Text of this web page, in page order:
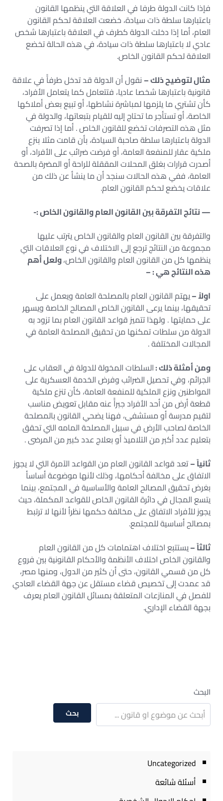
فإذا كانت الدولة طرفا في العلاقة التي ينظمها القانون
باعتبارها سلطة ذات سيادة، خضعت العلاقة لحكم القانون
العام، أما إذا دخلت الدولة كطرف في العلاقة باعتبارها شخص
عادي لا باعتبارها سلطة ذات سيادة، في هذه الحالة تخضع
العلاقة لحكم القانون الخاص.
مثال لتوضيح ذلك –نقول أن الدولة قد تدخل طرفاًً في علاقة
قانونية باعتبارها شخصا عاديا، فتتعامل كما يتعامل الأفراد،
كأن تشتري ما يلزمها لمباشرة نشاطها، أو تبيع بعض أملاكها
الخاصة، أو تستأجر ما تحتاج إليه للقيام بتبعاتها، والدولة في
مثل هذه التصرفات تخضع للقانون الخاص . أما إذا تصرفت
الدولة باعتبارها سلطة صاحبة السيادة، بأن قامت مثلا بنزع
ملكية عقار للمنفعة العامة، أو فرضت ضرائب على الأفراد، أو
أصدرت قرارات بغلق المحلات المققلة للراحة أو المضرة بالصحة
العامة، ففي هذه الحالات سنجد أن ما ينشأ عن ذلك من
علاقات يخضع لحكم القانون العام.
— نتائج التفرقة بين القانون العام والقانون الخاص :-
والتفرقة بين القانون العام والقانون الخاص يترتب عليها
مجموعة من النتائج ترجع إلى الاختلاف في نوع العلاقات التي
ينظمها كل من القانون العام والقانون الخاص،ولعل أهم
هذه النتائج هي : –
اولاً –يهتم القانون العام بالمصلحة العامة ويعمل على
تحقيقها، بينما يرعى القانون الخاص المصالح الخاصة ويسهر
على حمايتها . ولهذا تتميز قواعد القانون العام بما تزود به
الدولة من سلطات تمكنها من تحقيق المصلحة العامة في
المجالات المختلفة .
ومن أمثلة ذلك :السلطات المخولة للدولة في العقاب على
الجرائم، وفي تحصيل الضرائب وفرض الخدمة العسكرية على
المواطنين ونزع الملكية للمنفعة العامة، كأن تنزع ملكية
قطعة أرض من أحد الأفراد جبراًً عنه مقابل تعويض مناسب
لتقيم مدرسة أو مستشفى، فهنا يضحي القانون بالمصلحة
الخاصة لصاحب الأرض في سبيل المصلحة المامه التي تحقق
بتعليم عدد أكبر من التلاميذ أو بعلاج عدد كبير من المرضى .
ثانياً –تعد قواعد القانون العام من القواعد الآمرة التي لا يجوز
الاتفاق على مخالفة أحكامها، وذلك لأنها موضوعة أساسأ
بغرض تحقيق المصالح العامة والأساسية في المجتمع، بينما
يتسع المجال في دائرة القانون الخاص للقواعد المكملة، حيث
يجوز للأفراد الاتفاق على مخالفة حكمها نظرأ لأنها لا ترتبط
بمصالح أساسية للمجتمع.
ثالثاً –يستتبع اختلاف اهتمامات كل من القانون العام
والقانون الخاص اختلاف الأنظمة والأحكام القانونية بين فروع
كل من قسمي القانون، حتى أن كثير من الدول، ومنها مصر،
قد عمدت إلى تخصيص قضاء مستقل عن جهة القضاء العادي
للفصل في المنازعات المتعلقة بمسائل القانون العام يعرف
بجهة القضاء الإداري.
البحث
بحث
Uncategorized
أسئلة شائعة